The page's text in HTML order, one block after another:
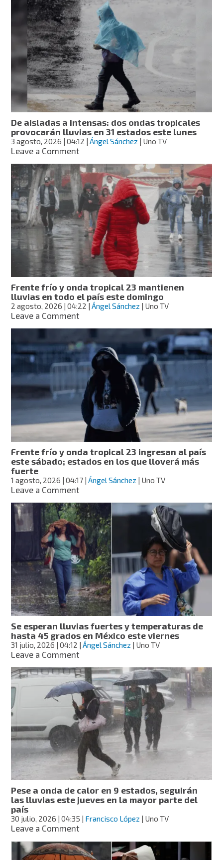
lluvia
fuerte
y
calor
de
hasta
29
grados
en
CDMX
para
este
martes
De aisladas a intensas: dos ondas tropicales
provocarán lluvias en 31 estados este lunes
3 agosto, 2026 | 04:12 |Ángel Sánchez | Uno TV
Leave a Commenton
aisladas
a
intensas:
dos
ondas
tropicales
provocarán
lluvias
en
31
estados
este
lunes
Frente frío y onda tropical 23 mantienen
lluvias en todo el país este domingo
2 agosto, 2026 | 04:22 |Ángel Sánchez | Uno TV
Leave a Commenton
y
onda
tropical
23
mantienen
lluvias
en
todo
el
país
este
domingo
Frente frío y onda tropical 23 ingresan al país
este sábado; estados en los que lloverá más
fuerte
1 agosto, 2026 | 04:17 |Ángel Sánchez | Uno TV
Leave a Commenton
frío
y
onda
tropical
23
ingresan
al
país
este
sábado;
estados
en
los
que
lloverá
fuerte
Se esperan lluvias fuertes y temperaturas de
hasta 45 grados en México este viernes
31 julio, 2026 | 04:12 |Ángel Sánchez | Uno TV
Leave a Commenton
esperan
lluvias
fuertes
y
temperaturas
de
hasta
45
grados
en
México
este
viernes
Pese a onda de calor en 9 estados, seguirán
las lluvias este jueves en la mayor parte del
país
30 julio, 2026 | 04:35 Francisco López | Uno TV
Leave a Commenton
a
onda